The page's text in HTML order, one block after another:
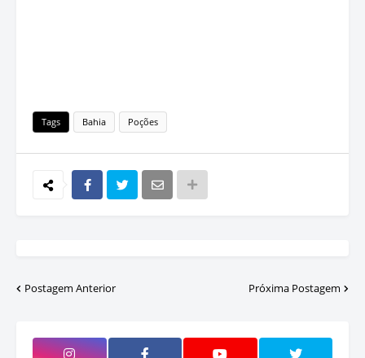
Tags Bahia Poções
Postagem Anterior Próxima Postagem